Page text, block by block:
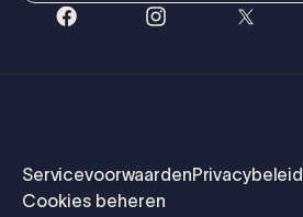
ServicevoorwaardenPrivacybeleid
Cookies beheren